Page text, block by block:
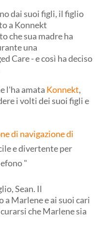
dai suoi figli, il figlio
a Konnekt
che sua madre ha
una
Care - e così ha deciso
l'ha amata Konnekt,
i volti dei suoi figli e
di navigazione di
e divertente per
"
Sean. Il
a Marlene e ai suoi cari
che Marlene sia